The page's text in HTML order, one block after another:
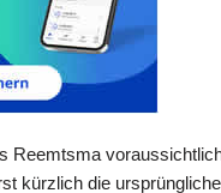
Reemtsma
kürzlich die